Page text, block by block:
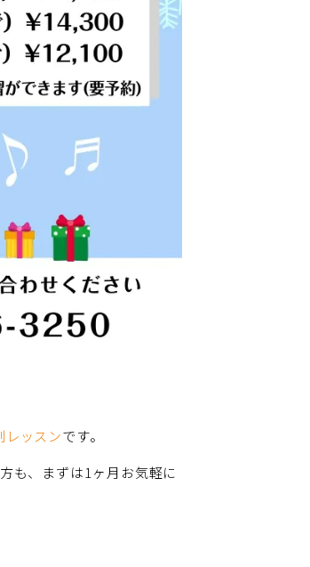
レッスンです。
も、まずは1ヶ月お気軽に